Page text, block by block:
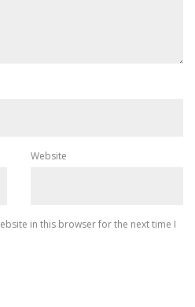
Website
in this browser for the next time I